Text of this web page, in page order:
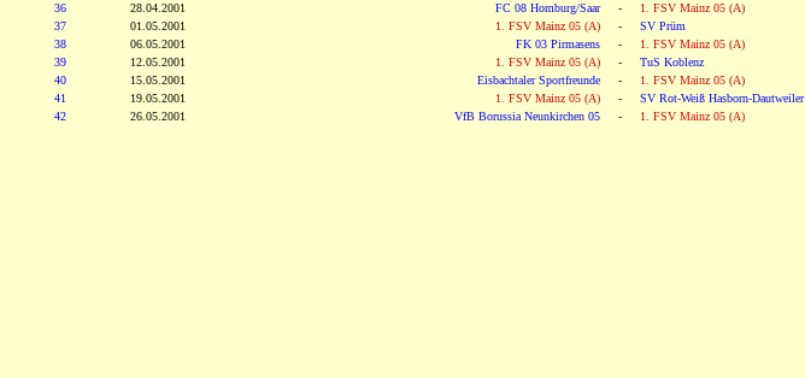
36
28.04.2001 FC 08 Homburg/Saar - 1. FSV Mainz 05 (A)
37
01.05.2001 1. FSV Mainz 05 (A) - SV Prüm
38
06.05.2001 FK 03 Pirmasens - 1. FSV Mainz 05 (A)
39
12.05.2001 1. FSV Mainz 05 (A) - TuS Koblenz
40
15.05.2001 Eisbachtaler Sportfreunde - 1. FSV Mainz 05 (A)
41
19.05.2001 1. FSV Mainz 05 (A) - SV Rot-Weiß Hasborn-Dautweiler
42
26.05.2001 VfB Borussia Neunkirchen 05 - 1. FSV Mainz 05 (A)